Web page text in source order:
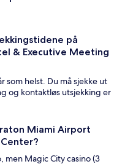
på
& Executive Meeting
som helst. Du må sjekke ut
og kontaktløs utsjekking er
Miami Airport
men Magic City casino (3